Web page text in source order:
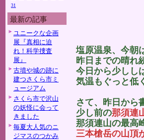
31
最新の記事
ユニークな企画
展『真相に迫
れ！科学捜査
展』
古墳や城の跡に
建つさくら市ミ
ュージアム
さくら市で沢山
の妖怪に会って
きました
毎夏大人気のニ
ジマスのつかみ
塩原温泉、今朝
昨日までの晴れ
今日から少しし
気温もぐっと低
さて、昨日から
少し前の那須連
那須連山の最高
三本槍岳の山頂